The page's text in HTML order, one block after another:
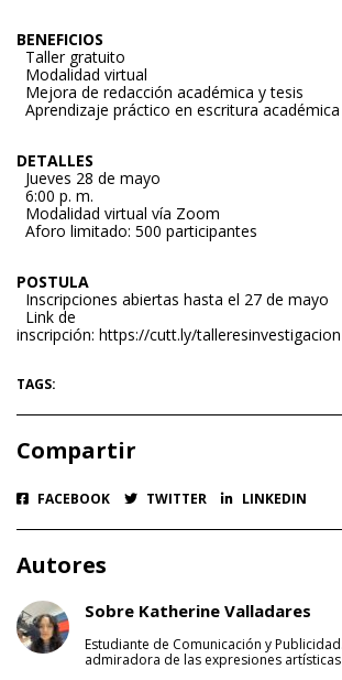
BENEFICIOS
Taller gratuito
Modalidad virtual
Mejora de redacción académica y tesis
Aprendizaje práctico en escritura académica
DETALLES
Jueves 28 de mayo
6:00 p. m.
Modalidad virtual vía Zoom
Aforo limitado: 500 participantes
POSTULA
Inscripciones abiertas hasta el 27 de mayo
Link de
inscripción: https://cutt.ly/
TAGS:
Compartir
FACEBOOK TWITTER LINKEDIN
Autores
Sobre Katherine Valladares
Estudiante de Comunicación y
admiradora de las expresiones